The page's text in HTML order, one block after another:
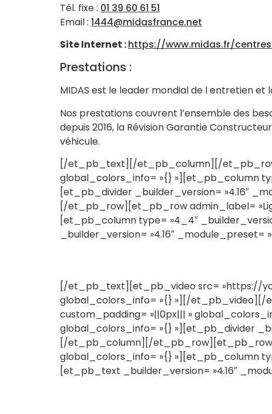
Tél. fixe : 01 39 60 61 51
Email : 1444@midasfrance.net
Site Internet :https://www.midas.fr/
Prestations :
MIDAS est le leader mondial de l entretien et
Nos prestations couvrent l’ensemble des
depuis 2016, la Révision Garantie
véhicule.
[/et_pb_text][/et_pb_column][/
global_colors_info= »{} »][et_pb_column
[et_pb_divider _builder_version= »4.16″
[/et_pb_row][et_pb_row admin_label=
[et_pb_column type= »4_4″
_builder_version= »4.16″
[/et_pb_text][et_pb_video src= »https://
global_colors_info= »{} »][/et_pb_video][/
custom_padding= »||0px||| »
global_colors_info= »{} »][et_pb_divider
[/et_pb_column][/et_pb_row][et_pb_row
global_colors_info= »{} »][et_pb_column
[et_pb_text _builder_version= »4.16″